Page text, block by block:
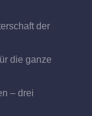
der
die ganze
– drei